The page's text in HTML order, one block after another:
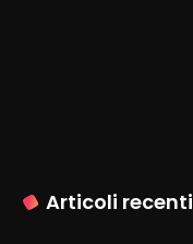
Articoli recenti